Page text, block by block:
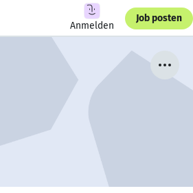
Anmelden
Job posten